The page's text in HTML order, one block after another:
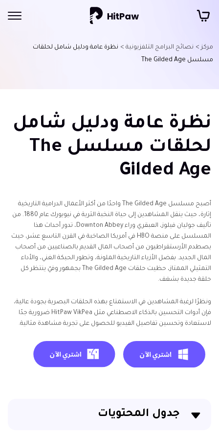
مركز > نصائح البرامج التلفزيونية > نظرة عامة ودليل شامل لحلقات
مسلسل The Gilded Age
نظرة عامة ودليل شامل
لحلقات مسلسل The
Gilded Age
أصبح مسلسل The Gilded Age واحدًا من أكثر الأعمال الدرامية التاريخية
إثارة، حيث ينقل المشاهدين إلى حياة النخبة الثرية في نيويورك عام 1880. من
تأليف جوليان فيلوز، العبقري وراء Downton Abbey، تدور أحداث هذا
المسلسل على منصة HBO في أمريكا الصاخبة في القرن التاسع عشر، حيث
يصطدم الأرستقراطيون من أصحاب المال القديم بالصناعيين من أصحاب
المال الجديد. بفضل الأزياء التاريخية الملونة، وتطور الحبكة الغني، والأداء
التمثيلي الممتاز، حظيت حلقات The Gilded Age بجمهور وفيّ ينتظر كل
حلقة جديدة بشغف.
ونظرًا لرغبة المشاهدين في الاستمتاع بهذه الحلقات البصرية بجودة عالية،
فإن أدوات التحسين بالذكاء الاصطناعي مثل HitPaw VikPea ضرورية جدًا
لاستعادة وتحسين تفاصيل الفيديو للحصول على تجربة مشاهدة مثالية.
جدول المحتويات